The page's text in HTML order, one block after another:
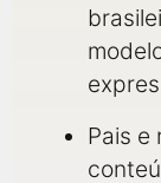
Pais e